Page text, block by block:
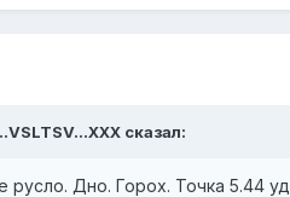
сказал:
Дно. Горох. Точка 5.44